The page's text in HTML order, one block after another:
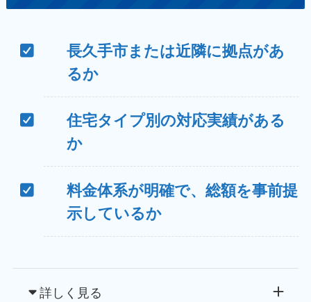
長久手市または近隣に拠点があ
るか
住宅タイプ別の対応実績がある
か
料金体系が明確で、総額を事前提
示しているか
詳しく見る